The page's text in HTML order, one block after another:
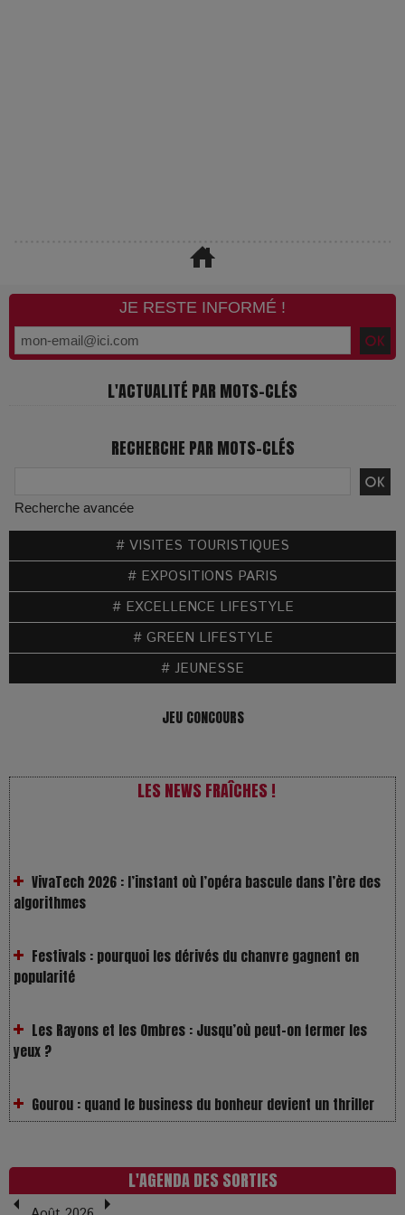
JE RESTE INFORMÉ !
L'ACTUALITÉ PAR MOTS-CLÉS
RECHERCHE PAR MOTS-CLÉS
Recherche avancée
# VISITES TOURISTIQUES
# EXPOSITIONS PARIS
# EXCELLENCE LIFESTYLE
# GREEN LIFESTYLE
# JEUNESSE
JEU CONCOURS
LES NEWS FRAÎCHES !
LOL 2.0 : aimer, grandir et se comprendre à l’ère des
L’Affaire Bojarski : entre faux billets et vraie tragédie
L'AGENDA DES SORTIES